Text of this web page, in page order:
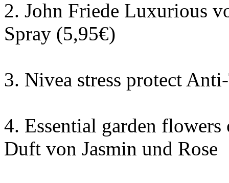
2. John Friede Luxurious
Spray (5,95€)
3. Nivea stress protect
4. Essential garden
Duft von Jasmin und Rose